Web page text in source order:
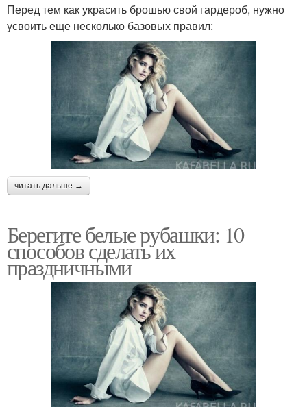
Перед тем как украсить брошью свой гардероб, нужно
усвоить еще несколько базовых правил:
читать дальше →
Берегите белые рубашки: 10
способов сделать их
праздничными